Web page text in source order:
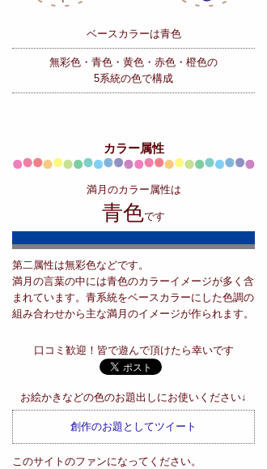
ベースカラーは青色
無彩色・青色・黄色・赤色・橙色の
5系統の色で構成
カラー属性
満月のカラー属性は
青色です
第二属性は無彩色などです。
満月の言葉の中には青色のカラーイメージが多く含
まれています。青系統をベースカラーにした色調の
組み合わせから主な満月のイメージが作られます。
口コミ歓迎！皆で遊んで頂けたら幸いです
お絵かきなどの色のお題出しにお使いください↓
創作のお題としてツイート
このサイトのファンになってください。